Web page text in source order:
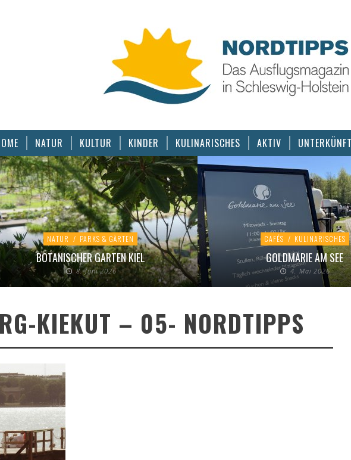
NATUR KULTUR KINDER KULINARISCHES AKTIV
NATUR / PARKS & GÄRTEN
BOTANISCHER GARTEN KIEL
8. Juni 2026
CAFÉS / KULINARISCHES
GOLDMARIE AM SEE
4. Mai 2026
KIEKUT – 05- NORDTIPPS